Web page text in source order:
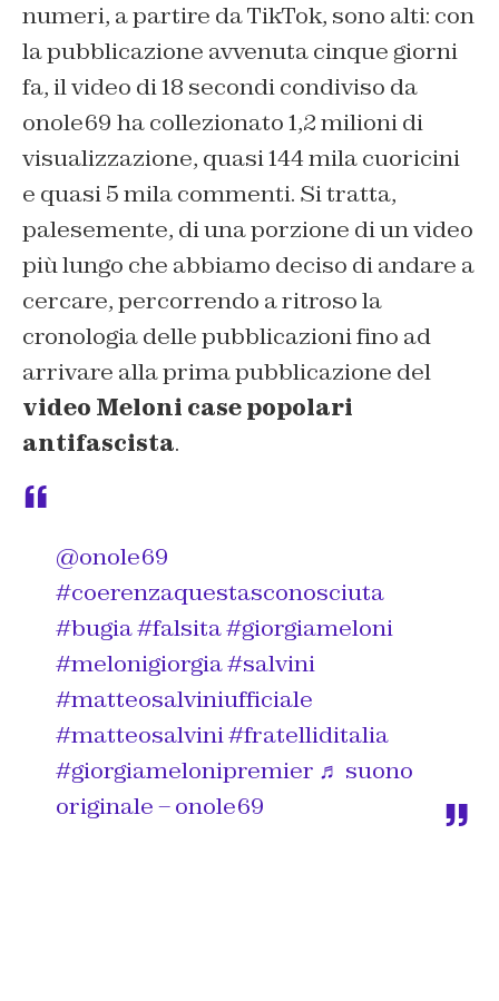
numeri, a partire da TikTok, sono alti: con
la pubblicazione avvenuta cinque giorni
fa, il video di 18 secondi condiviso da
onole69 ha collezionato 1,2 milioni di
visualizzazione, quasi 144 mila cuoricini
e quasi 5 mila commenti. Si tratta,
palesemente, di una porzione di un video
più lungo che abbiamo deciso di andare a
cercare, percorrendo a ritroso la
cronologia delle pubblicazioni fino ad
arrivare alla prima pubblicazione del
video Meloni case popolari
antifascista.
@onole69
#coerenzaquestasconosciuta
#bugia#falsita#giorgiameloni
#melonigiorgia#salvini
#matteosalviniufficiale
#matteosalvini#fratelliditalia
#giorgiamelonipremier ♬ suono
originale – onole69